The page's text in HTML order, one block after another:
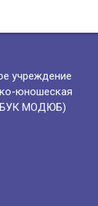
учреждение
юношеская
МОДЮБ)